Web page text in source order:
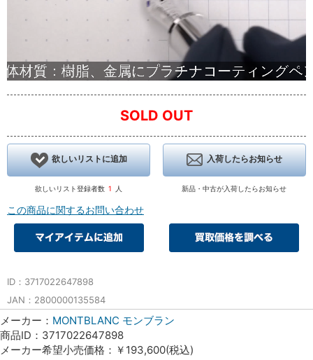
SOLD OUT
欲しいリストに追加
欲しいリスト登録者数 1 人
入荷したらお知らせ
新品・中古が入荷したらお知らせ
この商品に関するお問い合わせ
ID：3717022647898
JAN：2800000135584
メーカー： MONTBLANC モンブラン
商品ID：3717022647898
メーカー希望小売価格：￥193,600(税込)